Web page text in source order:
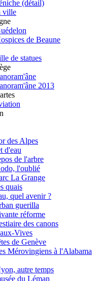
(détail)
ville
de Beaune
de statues
2013
des Alpes
d'eau
de l'arbre
l'oublié
La Grange
quais
quel avenir ?
guerilla
réforme
des canons
Vives
de Genève
Mérovingiens à l'Alabama
autre temps
du Léman